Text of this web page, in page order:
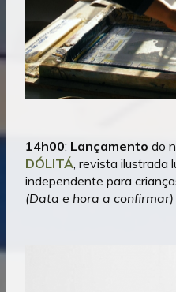
14h00: Lançamento do
DÓLITÁ, revista ilustrada
independente para
(Data e hora a confirmar)